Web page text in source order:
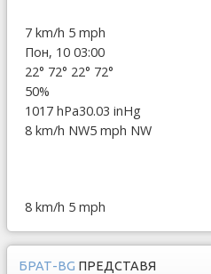
7 km/h 5 mph
Пон, 10 03:00
22° 72° 22° 72°
50%
1017 hPa30.03 inHg
8 km/h NW5 mph NW
8 km/h 5 mph
БРАТ-BG ПРЕДСТАВЯ